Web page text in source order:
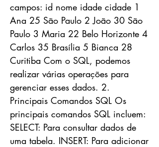
campos: id nome idade cidade 1
Ana 25 São Paulo 2 João 30 São
Paulo 3 Maria 22 Belo Horizonte 4
Carlos 35 Brasília 5 Bianca 28
Curitiba Com o SQL, podemos
realizar várias operações para
gerenciar esses dados. 2.
Principais Comandos SQL Os
principais comandos SQL incluem:
SELECT: Para consultar dados de
uma tabela. INSERT: Para adicionar